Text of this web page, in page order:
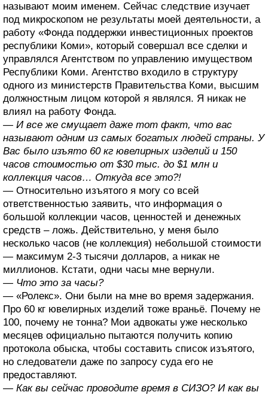
называют моим именем. Сейчас следствие изучает
под микроскопом не результаты моей деятельности, а
работу «Фонда поддержки инвестиционных проектов
республики Коми», который совершал все сделки и
управлялся Агентством по управлению имуществом
Республики Коми. Агентство входило в структуру
одного из министерств Правительства Коми, высшим
должностным лицом которой я являлся. Я никак не
влиял на работу Фонда.
— И все же смущает даже тот факт, что вас
называют одним из самых богатых людей страны. У
Вас было изъято 60 кг ювелирных изделий и 150
часов стоимостью от $30 тыс. до $1 млн и
коллекция часов… Откуда все это?!
— Относительно изъятого я могу со всей
ответственностью заявить, что информация о
большой коллекции часов, ценностей и денежных
средств – ложь. Действительно, у меня было
несколько часов (не коллекция) небольшой стоимости
— максимум 2-3 тысячи долларов, а никак не
миллионов. Кстати, одни часы мне вернули.
— Что это за часы?
— «Ролекс». Они были на мне во время задержания.
Про 60 кг ювелирных изделий тоже враньё. Почему не
100, почему не тонна? Мои адвокаты уже несколько
месяцев официально пытаются получить копию
протокола обыска, чтобы составить список изъятого,
но следователи даже по запросу суда его не
предоставляют.
— Как вы сейчас проводите время в СИЗО? И как вы